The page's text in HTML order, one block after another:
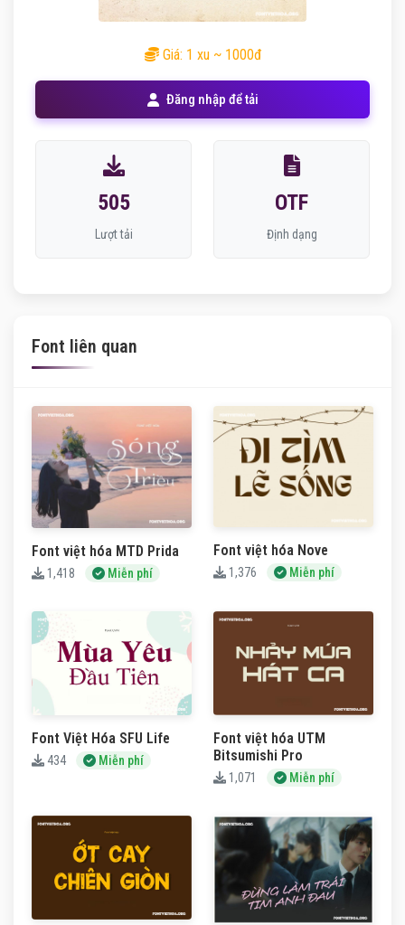
Giá: 1 xu ~ 1000đ
Đăng nhập để tải
505
Lượt tải
OTF
Định dạng
Font liên quan
Font việt hóa MTD Prida
1,418 Miễn phí
Font việt hóa Nove
1,376 Miễn phí
Font Việt Hóa SFU Life
434 Miễn phí
Font việt hóa UTM
Bitsumishi Pro
1,071 Miễn phí